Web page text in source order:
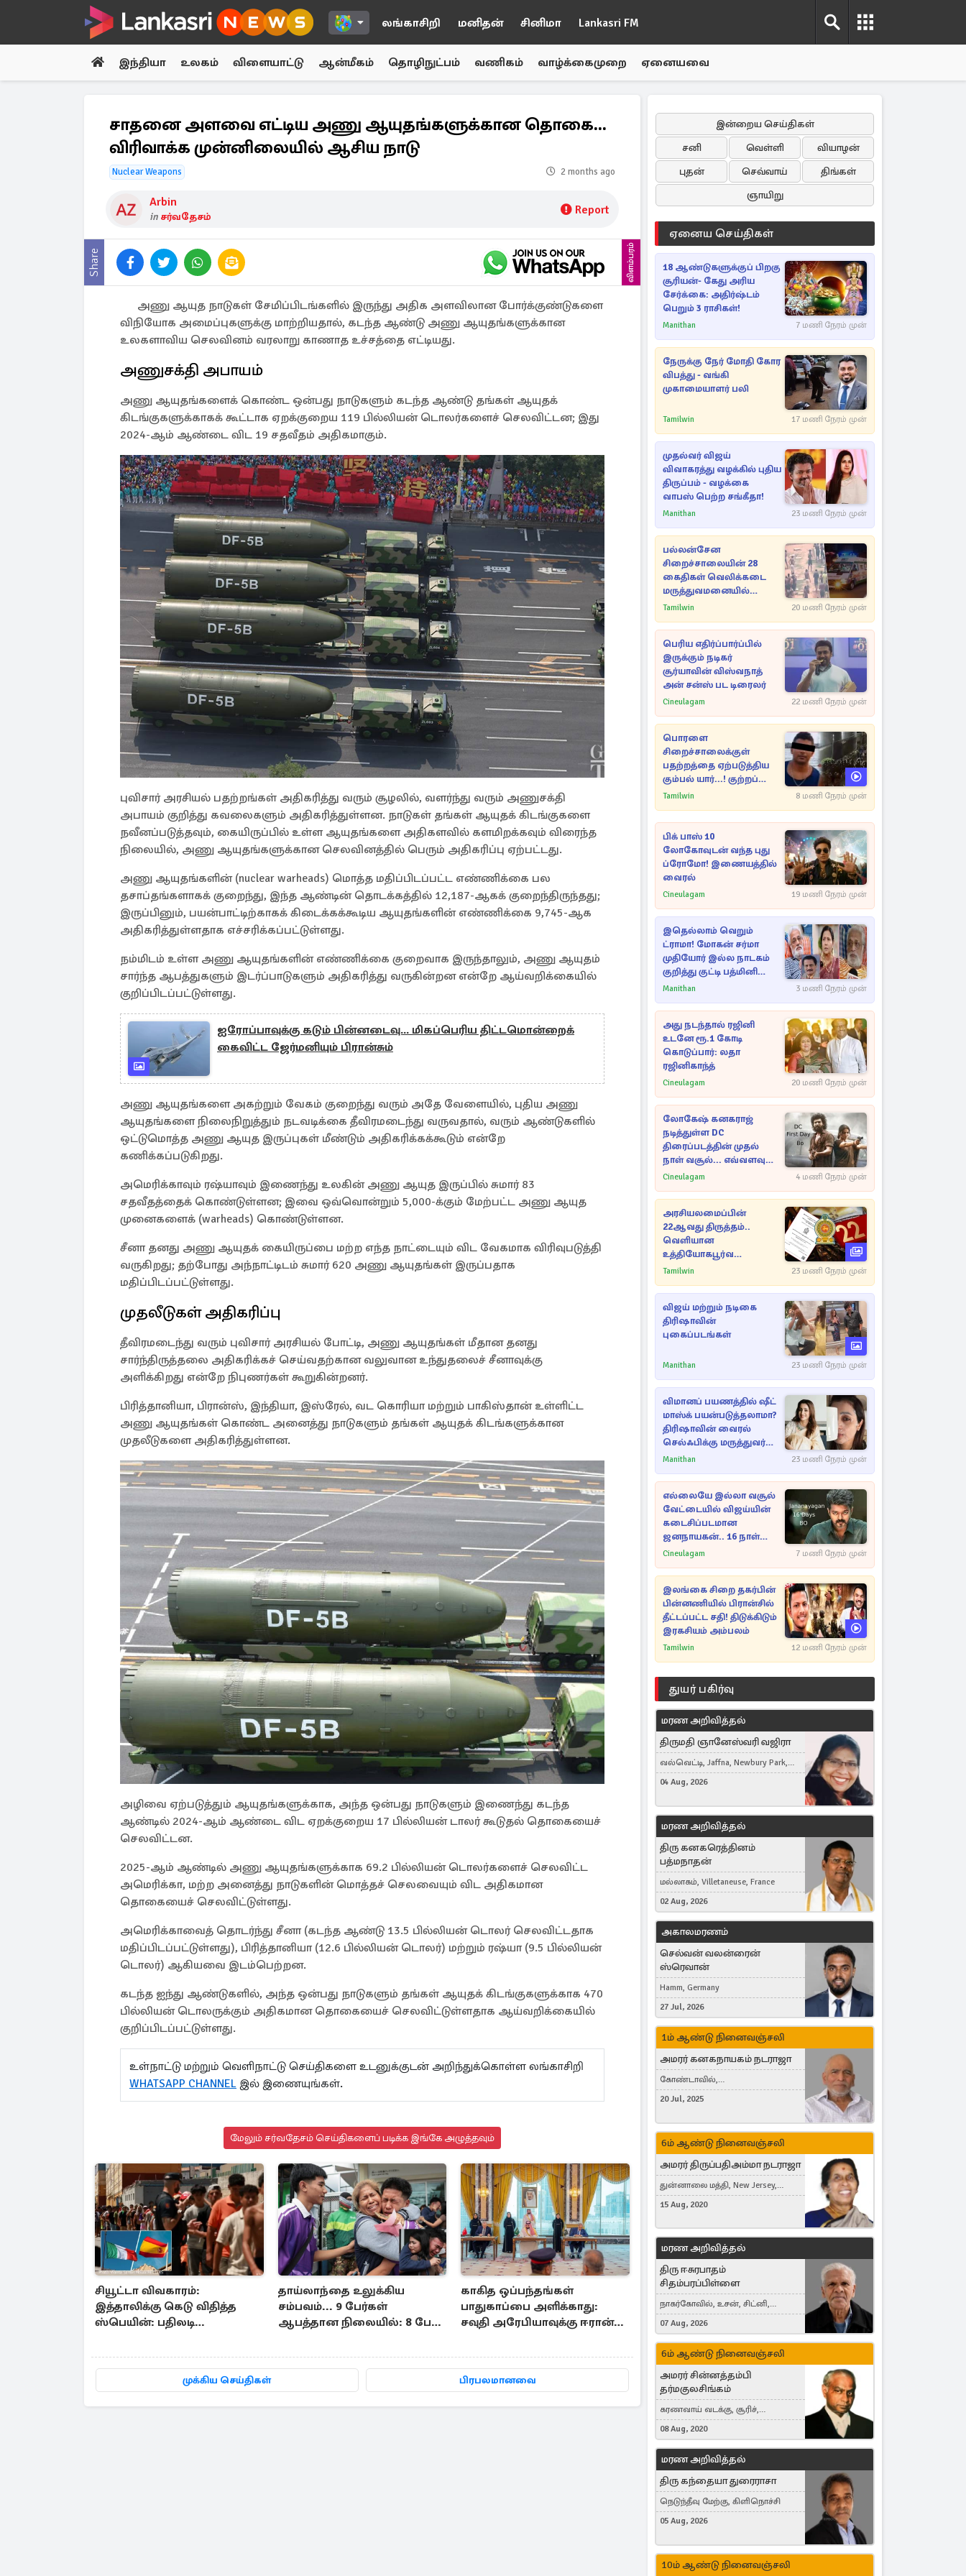
லங்காசிறி மனிதன் சினிமா Lankasri FM
இந்தியா உலகம் விளையாட்டு ஆன்மீகம் தொழிநுட்பம் வணிகம் வாழ்க்கைமுறை ஏனையவை
சாதனை அளவை எட்டிய அணு ஆயுதங்களுக்கான தொகை...
விரிவாக்க முன்னிலையில் ஆசிய நாடு
Nuclear Weapons 2 months ago
Arbin
in சர்வதேசம் Report
Share விளம்பரம்
அணு ஆயுத நாடுகள் சேமிப்பிடங்களில் இருந்து அதிக அளவிலான போர்க்குண்டுகளை
விநியோக அமைப்புகளுக்கு மாற்றியதால், கடந்த ஆண்டு அணு ஆயுதங்களுக்கான
உலகளாவிய செலவினம் வரலாறு காணாத உச்சத்தை எட்டியது.
அணுசக்தி அபாயம்
அணு ஆயுதங்களைக் கொண்ட ஒன்பது நாடுகளும் கடந்த ஆண்டு தங்கள் ஆயுதக்
கிடங்குகளுக்காகக் கூட்டாக ஏறக்குறைய 119 பில்லியன் டொலர்களைச் செலவிட்டன; இது
2024-ஆம் ஆண்டை விட 19 சதவீதம் அதிகமாகும்.
புவிசார் அரசியல் பதற்றங்கள் அதிகரித்து வரும் சூழலில், வளர்ந்து வரும் அணுசக்தி
அபாயம் குறித்து கவலைகளும் அதிகரித்துள்ளன. நாடுகள் தங்கள் ஆயுதக் கிடங்குகளை
நவீனப்படுத்தவும், கையிருப்பில் உள்ள ஆயுதங்களை அதிகளவில் களமிறக்கவும் விரைந்த
நிலையில், அணு ஆயுதங்களுக்கான செலவினத்தில் பெரும் அதிகரிப்பு ஏற்பட்டது.
அணு ஆயுதங்களின் (nuclear warheads) மொத்த மதிப்பிடப்பட்ட எண்ணிக்கை பல
தசாப்தங்களாகக் குறைந்து, இந்த ஆண்டின் தொடக்கத்தில் 12,187-ஆகக் குறைந்திருந்தது;
இருப்பினும், பயன்பாட்டிற்காகக் கிடைக்கக்கூடிய ஆயுதங்களின் எண்ணிக்கை 9,745-ஆக
அதிகரித்துள்ளதாக எச்சரிக்கப்பட்டுள்ளது.
நம்மிடம் உள்ள அணு ஆயுதங்களின் எண்ணிக்கை குறைவாக இருந்தாலும், அணு ஆயுதம்
சார்ந்த ஆபத்துகளும் இடர்ப்பாடுகளும் அதிகரித்து வருகின்றன என்றே ஆய்வறிக்கையில்
குறிப்பிடப்பட்டுள்ளது.
ஐரோப்பாவுக்கு கடும் பின்னடைவு... மிகப்பெரிய திட்டமொன்றைக்
கைவிட்ட ஜேர்மனியும் பிரான்சும்
அணு ஆயுதங்களை அகற்றும் வேகம் குறைந்து வரும் அதே வேளையில், புதிய அணு
ஆயுதங்களை நிலைநிறுத்தும் நடவடிக்கை தீவிரமடைந்து வருவதால், வரும் ஆண்டுகளில்
ஒட்டுமொத்த அணு ஆயுத இருப்புகள் மீண்டும் அதிகரிக்கக்கூடும் என்றே
கணிக்கப்படுகிறது.
அமெரிக்காவும் ரஷ்யாவும் இணைந்து உலகின் அணு ஆயுத இருப்பில் சுமார் 83
சதவீதத்தைக் கொண்டுள்ளன; இவை ஒவ்வொன்றும் 5,000-க்கும் மேற்பட்ட அணு ஆயுத
முனைகளைக் (warheads) கொண்டுள்ளன.
சீனா தனது அணு ஆயுதக் கையிருப்பை மற்ற எந்த நாட்டையும் விட வேகமாக விரிவுபடுத்தி
வருகிறது; தற்போது அந்நாட்டிடம் சுமார் 620 அணு ஆயுதங்கள் இருப்பதாக
மதிப்பிடப்பட்டுள்ளது.
முதலீடுகள் அதிகரிப்பு
தீவிரமடைந்து வரும் புவிசார் அரசியல் போட்டி, அணு ஆயுதங்கள் மீதான தனது
சார்ந்திருத்தலை அதிகரிக்கச் செய்வதற்கான வலுவான உந்துதலைச் சீனாவுக்கு
அளிக்கிறது என்றே நிபுணர்கள் கூறுகின்றனர்.
பிரித்தானியா, பிரான்ஸ், இந்தியா, இஸ்ரேல், வட கொரியா மற்றும் பாகிஸ்தான் உள்ளிட்ட
அணு ஆயுதங்கள் கொண்ட அனைத்து நாடுகளும் தங்கள் ஆயுதக் கிடங்களுக்கான
முதலீடுகளை அதிகரித்துள்ளன.
அழிவை ஏற்படுத்தும் ஆயுதங்களுக்காக, அந்த ஒன்பது நாடுகளும் இணைந்து கடந்த
ஆண்டில் 2024-ஆம் ஆண்டை விட ஏறக்குறைய 17 பில்லியன் டாலர் கூடுதல் தொகையைச்
செலவிட்டன.
2025-ஆம் ஆண்டில் அணு ஆயுதங்களுக்காக 69.2 பில்லியன் டொலர்களைச் செலவிட்ட
அமெரிக்கா, மற்ற அனைத்து நாடுகளின் மொத்தச் செலவையும் விட அதிகமான
தொகையைச் செலவிட்டுள்ளது.
அமெரிக்காவைத் தொடர்ந்து சீனா (கடந்த ஆண்டு 13.5 பில்லியன் டொலர் செலவிட்டதாக
மதிப்பிடப்பட்டுள்ளது), பிரித்தானியா (12.6 பில்லியன் டொலர்) மற்றும் ரஷ்யா (9.5 பில்லியன்
டொலர்) ஆகியவை இடம்பெற்றன.
கடந்த ஐந்து ஆண்டுகளில், அந்த ஒன்பது நாடுகளும் தங்கள் ஆயுதக் கிடங்குகளுக்காக 470
பில்லியன் டொலருக்கும் அதிகமான தொகையைச் செலவிட்டுள்ளதாக ஆய்வறிக்கையில்
குறிப்பிடப்பட்டுள்ளது.
உள்நாட்டு மற்றும் வெளிநாட்டு செய்திகளை உடனுக்குடன் அறிந்துக்கொள்ள லங்காசிறி
WHATSAPP CHANNEL இல் இணையுங்கள்.
மேலும் சர்வதேசம் செய்திகளைப் படிக்க இங்கே அழுத்தவும்
சியூட்டா விவகாரம்:
இத்தாலிக்கு கெடு விதித்த
ஸ்பெயின்: பதிலடி
தாய்லாந்தை உலுக்கிய
சம்பவம்... 9 பேர்கள்
ஆபத்தான நிலையில்: 8 பேர்
காகித ஒப்பந்தங்கள்
பாதுகாப்பை அளிக்காது:
சவுதி அரேபியாவுக்கு ஈரான்
முக்கிய செய்திகள் பிரபலமானவை
இன்றைய செய்திகள்
சனி
வெள்ளி
வியாழன்
புதன்
செவ்வாய்
திங்கள்
ஞாயிறு
ஏனைய செய்திகள்
18 ஆண்டுகளுக்குப் பிறகு
சூரியன்- கேது அரிய
சேர்க்கை: அதிர்ஷ்டம்
பெறும் 3 ராசிகள்!
Manithan 7 மணி நேரம் முன்
நேருக்கு நேர் மோதி கோர
விபத்து - வங்கி
முகாமையாளர் பலி
Tamilwin 17 மணி நேரம் முன்
முதல்வர் விஜய்
விவாகரத்து வழக்கில் புதிய
திருப்பம் - வழக்கை
வாபஸ் பெற்ற சங்கீதா!
Manithan 23 மணி நேரம் முன்
பல்லன்சேன
சிறைச்சாலையின் 28
கைதிகள் வெலிக்கடை
மருத்துவமனையில்
அனுமதி
Tamilwin 20 மணி நேரம் முன்
பெரிய எதிர்ப்பார்ப்பில்
இருக்கும் நடிகர்
சூர்யாவின் விஸ்வநாத்
அன் சன்ஸ் பட டிரைலர்
Cineulagam 22 மணி நேரம் முன்
பொரளை
சிறைச்சாலைக்குள்
பதற்றத்தை ஏற்படுத்திய
கும்பல் யார்...! குற்றப்
பின்னணி தொடர்பில்
Tamilwin 8 மணி நேரம் முன்
பிக் பாஸ் 10
லோகோவுடன் வந்த புது
ப்ரோமோ! இணையத்தில்
வைரல்
Cineulagam 19 மணி நேரம் முன்
இதெல்லாம் வெறும்
ட்ராமா! மோகன் சர்மா
முதியோர் இல்ல நாடகம்
குறித்து குட்டி பத்மினி
பரபரப்பு பேட்டி
Manithan 3 மணி நேரம் முன்
அது நடந்தால் ரஜினி
உடனே ரூ.1 கோடி
கொடுப்பார்: லதா
ரஜினிகாந்த்
Cineulagam 20 மணி நேரம் முன்
லோகேஷ் கனகராஜ்
நடித்துள்ள DC
திரைப்படத்தின் முதல்
நாள் வசூல்... எவ்வளவு
தெரியுமா?
Cineulagam 4 மணி நேரம் முன்
அரசியலமைப்பின்
22ஆவது திருத்தம்..
வெளியான
உத்தியோகபூர்வ
அறிவிப்பு!
Tamilwin 23 மணி நேரம் முன்
விஜய் மற்றும் நடிகை
திரிஷாவின்
புகைப்படங்கள்
Manithan 23 மணி நேரம் முன்
விமானப் பயணத்தில் ஷீட்
மாஸ்க் பயன்படுத்தலாமா?
திரிஷாவின் வைரல்
செல்ஃபிக்கு மருத்துவர்
விளக்கம்
Manithan 23 மணி நேரம் முன்
எல்லையே இல்லா வசூல்
வேட்டையில் விஜய்யின்
கடைசிப்படமான
ஜனநாயகன்.. 16 நாள்
பாக்ஸ் ஆபிஸ்
Cineulagam 7 மணி நேரம் முன்
இலங்கை சிறை தகர்பின்
பின்னணியில் பிரான்சில்
தீட்டப்பட்ட சதி! திடுக்கிடும்
இரகசியம் அம்பலம்
Tamilwin 12 மணி நேரம் முன்
துயர் பகிர்வு
மரண அறிவித்தல்
திருமதி ஞானேஸ்வரி வஜிரா
வல்வெட்டி, Jaffna, Newbury Park,
United Kingdom
04 Aug, 2026
மரண அறிவித்தல்
திரு கனகரெத்தினம்
பத்மநாதன்
மல்லாகம், Villetaneuse, France
02 Aug, 2026
அகாலமரணம்
செல்வன் வலன்ரைன்
ஸ்ரெவான்
Hamm, Germany
27 Jul, 2026
1ம் ஆண்டு நினைவஞ்சலி
அமரர் கனகநாயகம் நடராஜா
கோண்டாவில்,
புன்னாலைக்கட்டுவன், சவுதி
Germany, Brampton, Canada
20 Jul, 2025
6ம் ஆண்டு நினைவஞ்சலி
அமரர் திருப்பதிஅம்மா நடராஜா
துன்னாலை மத்தி, New Jersey,
United States, Toronto, Canada
15 Aug, 2020
மரண அறிவித்தல்
திரு ஈசுரபாதம்
சிதம்பரப்பிள்ளை
நாகர்கோவில், உசன், சிட்னி,
Australia
07 Aug, 2026
6ம் ஆண்டு நினைவஞ்சலி
அமரர் சின்னத்தம்பி
தர்மகுலசிங்கம்
கரணவாய் வடக்கு, சூரிச்,
Switzerland
08 Aug, 2020
மரண அறிவித்தல்
திரு கந்தையா துரைராசா
நெடுந்தீவு மேற்கு, கிளிநொச்சி
05 Aug, 2026
10ம் ஆண்டு நினைவஞ்சலி